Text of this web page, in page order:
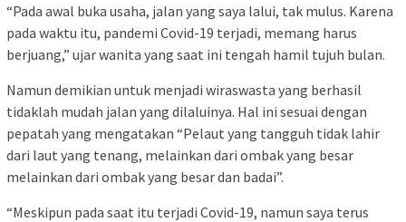
“Pada awal buka usaha, jalan yang saya lalui, tak mulus. Karena
pada waktu itu, pandemi Covid-19 terjadi, memang harus
berjuang,” ujar wanita yang saat ini tengah hamil tujuh bulan.
Namun demikian untuk menjadi wiraswasta yang berhasil
tidaklah mudah jalan yang dilaluinya. Hal ini sesuai dengan
pepatah yang mengatakan “Pelaut yang tangguh tidak lahir
dari laut yang tenang, melainkan dari ombak yang besar
melainkan dari ombak yang besar dan badai”.
“Meskipun pada saat itu terjadi Covid-19, namun saya terus